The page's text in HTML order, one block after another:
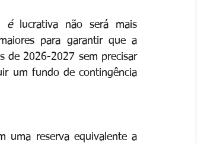
é
lucrativa não será mais
para garantir que a
de 2026-2027 sem precisar
um fundo de contingência
uma reserva equivalente a